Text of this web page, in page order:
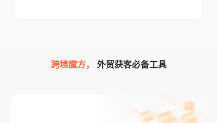
跨境魔方， 外贸获客必备工具